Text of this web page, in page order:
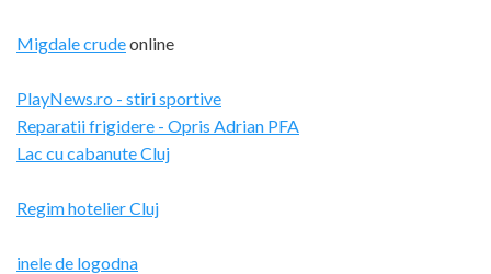
Migdale crudeonline
PlayNews.ro - stiri sportive
Reparatii frigidere - Opris Adrian PFA
Lac cu cabanute Cluj
Regim hotelier Cluj
inele de logodna